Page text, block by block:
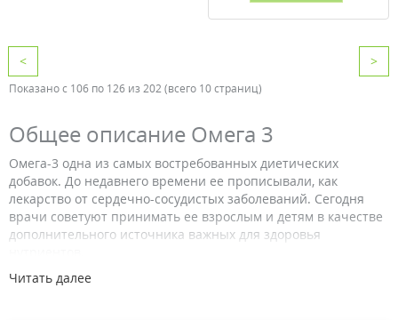
< >
Показано с 106 по 126 из 202 (всего 10 страниц)
Общее описание Омега 3
Омега-3 одна из самых востребованных диетических
добавок. До недавнего времени ее прописывали, как
лекарство от сердечно-сосудистых заболеваний. Сегодня
врачи советуют принимать ее взрослым и детям в качестве
дополнительного источника важных для здоровья
Что такое Омега 3
Читать далее